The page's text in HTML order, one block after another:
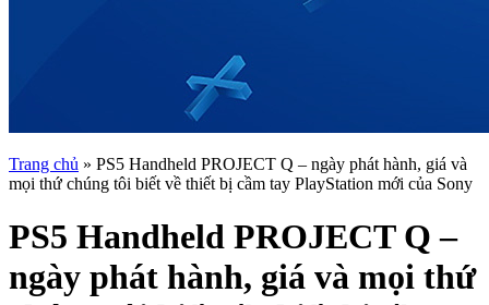
Trang chủ » PS5 Handheld PROJECT Q – ngày phát hành, giá và
mọi thứ chúng tôi biết về thiết bị cầm tay PlayStation mới của Sony
PS5 Handheld PROJECT Q –
ngày phát hành, giá và mọi thứ